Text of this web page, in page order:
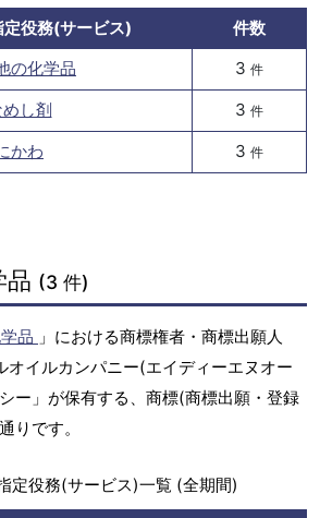
役務(サービス)
件数
の化学品
3 件
めし剤 3 件
かわ 3 件
品 (3 件)
品 」における商標権者・商標出願人
オイルカンパニー(エイディーエヌオー
ー」が保有する、商標(商標出願・登録
りです。
定役務(サービス)一覧 (全期間)